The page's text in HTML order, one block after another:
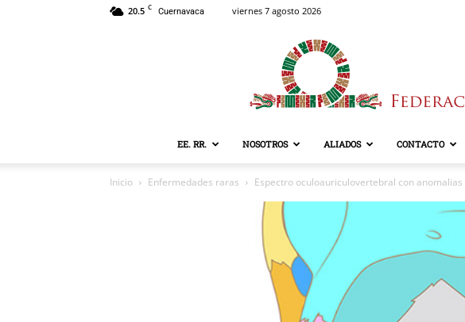
20.5 C Cuernavaca viernes 7 agosto 2026
EE. RR. NOSOTROS ALIADOS CONTACTO
Inicio Enfermedades raras Espectro oculoauriculovertebral con